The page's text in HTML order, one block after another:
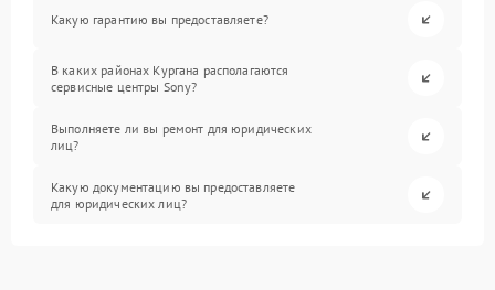
Какую гарантию вы предоставляете?
В каких районах Кургана располагаются
сервисные центры Sony?
Выполняете ли вы ремонт для юридических
лиц?
Какую документацию вы предоставляете
для юридических лиц?